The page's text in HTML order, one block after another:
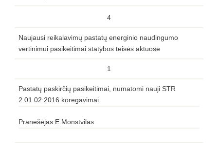
4
Naujausi reikalavimų pastatų energinio naudingumo
vertinimui pasikeitimai statybos teisės aktuose
1
Pastatų paskirčių pasikeitimai, numatomi nauji STR
2.01.02:2016 koregavimai.
Pranešėjas E.Monstvilas